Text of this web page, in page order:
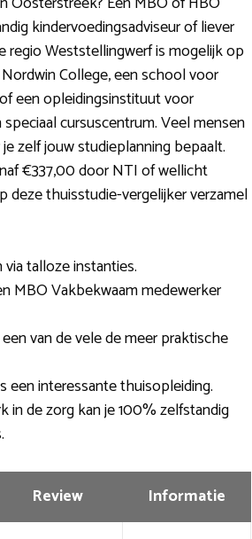
kindervoedingsadviseur of liever
regio Weststellingwerf is mogelijk op
College, een school voor
een opleidingsinstituut voor
cursuscentrum. Veel mensen
zelf jouw studieplanning bepaalt.
€337,00 door NTI of wellicht
deze thuisstudie-vergelijker verzamel
talloze instanties.
MBO Vakbekwaam medewerker
van de vele de meer praktische
een interessante thuisopleiding.
in de zorg kan je 100% zelfstandig
Review Informatie